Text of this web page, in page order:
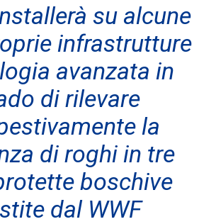
su alcune
infrastrutture
avanzata in
di rilevare
la
di roghi in tre
boschive
dal WWF